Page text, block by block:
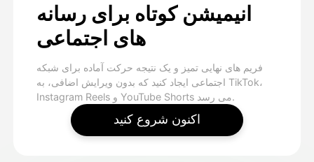
انیمیشن کوتاه برای رسانه
های اجتماعی
فریم های نهایی تمیز و یک نتیجه حرکت آماده برای شبکه
اجتماعی ایجاد کنید که بدون ویرایش اضافی، به TikTok،
Instagram Reels و YouTube Shorts می رسد.
اکنون شروع کنید